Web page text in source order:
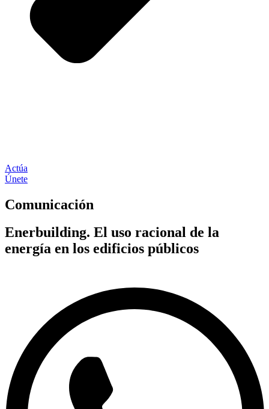
Actúa
Únete
Comunicación
Enerbuilding. El uso racional de la
energía en los edificios públicos